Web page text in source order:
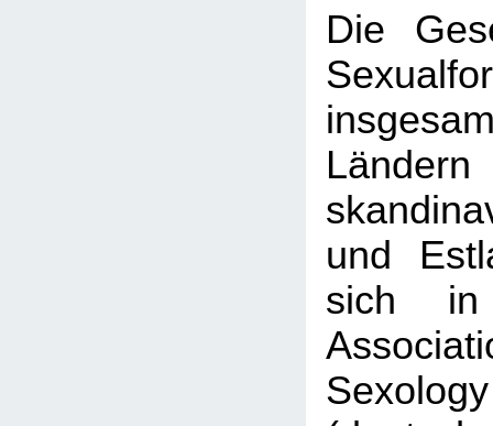
Die
und
sich